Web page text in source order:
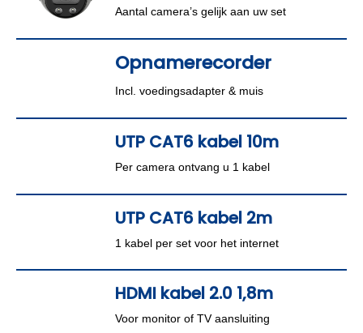
Aantal camera’s gelijk aan uw set
Opnamerecorder
Incl. voedingsadapter & muis
UTP CAT6 kabel 10m
Per camera ontvang u 1 kabel
UTP CAT6 kabel 2m
1 kabel per set voor het internet
HDMI kabel 2.0 1,8m
Voor monitor of TV aansluiting